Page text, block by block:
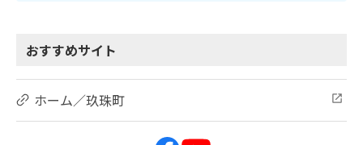
おすすめサイト
ホーム／玖珠町